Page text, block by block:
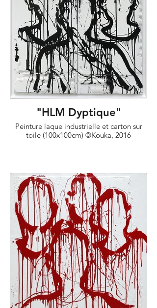
"HLM Dyptique"
Peinture laque industrielle et carton sur
toile (100x100cm) ©Kouka, 2016